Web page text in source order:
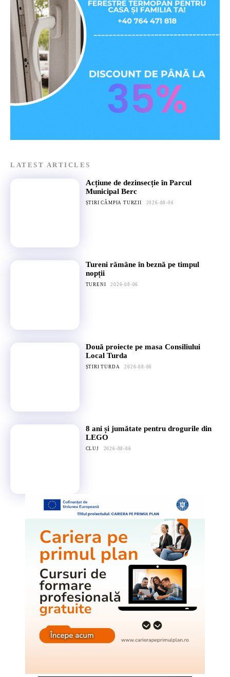
LATEST ARTICLES
Acțiune de dezinsecție în Parcul
Municipal Berc
ȘTIRI CÂMPIA TURZII 2026-08-06
Tureni rămâne în beznă pe timpul
nopții
TURENI 2026-08-06
Două proiecte pe masa Consiliului
Local Turda
ȘTIRI TURDA 2026-08-06
8 ani și jumătate pentru drogurile din
LEGO
CLUJ 2026-08-06